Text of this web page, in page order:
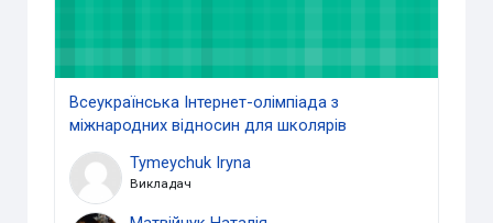
Всеукраїнська Інтернет-олімпіада з
міжнародних відносин для школярів
Tymeychuk Iryna
Викладач